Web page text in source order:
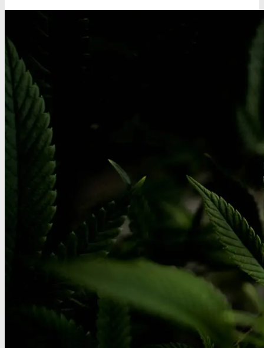
Robadope
Robadope tests
Simons tests
Test af primære aminer
URIN TESTS
Multi urin test - 3 stoffer
Multi urin test - 10 stoffer
THC urin test - 25ng/ml
THC urin test - 50ng/ml